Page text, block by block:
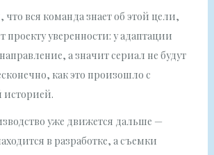
что вся команда знает об этой цели,
проекту уверенности: у адаптации
а значит сериал не будут
как это произошло с
уже движется дальше —
в разработке, а съемки